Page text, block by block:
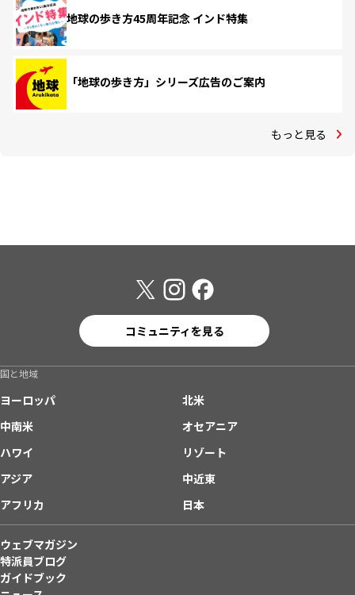
地球の歩き方45周年記念 インド特集
「地球の歩き方」シリーズ広告のご案内
もっと見る
コミュニティを見る
国と地域
ヨーロッパ
北米
中南米
オセアニア
ハワイ
リゾート
アジア
中近東
アフリカ
日本
ウェブマガジン
特派員ブログ
ガイドブック